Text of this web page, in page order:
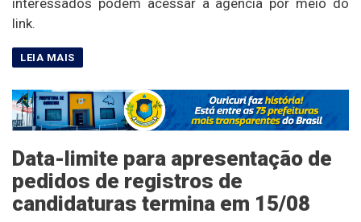
link.
Data-limite para apresentação de
pedidos de registros de
candidaturas termina em 15/08